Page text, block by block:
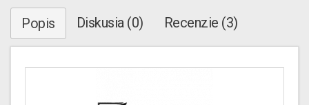
Popis Diskusia (0) Recenzie (3)